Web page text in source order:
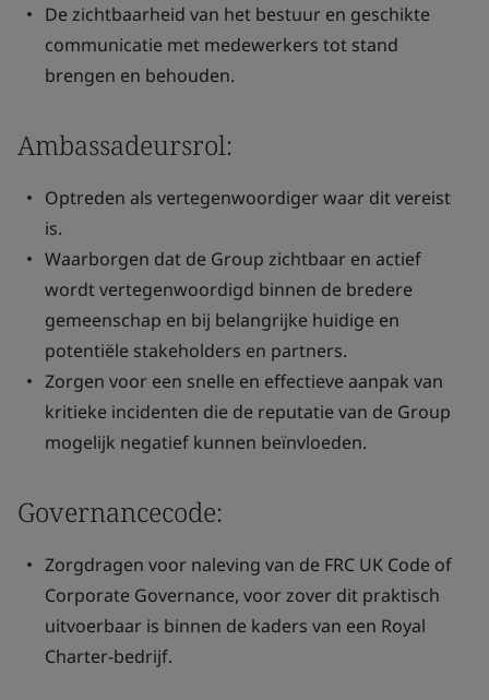
De zichtbaarheid van het bestuur en geschikte
communicatie met medewerkers tot stand
brengen en behouden.
Ambassadeursrol:
Optreden als vertegenwoordiger waar dit vereist
is.
Waarborgen dat de Group zichtbaar en actief
wordt vertegenwoordigd binnen de bredere
gemeenschap en bij belangrijke huidige en
potentiële stakeholders en partners.
Zorgen voor een snelle en effectieve aanpak van
kritieke incidenten die de reputatie van de Group
mogelijk negatief kunnen beïnvloeden.
Governancecode:
Zorgdragen voor naleving van de FRC UK Code of
Corporate Governance, voor zover dit praktisch
uitvoerbaar is binnen de kaders van een Royal
Charter-bedrijf.